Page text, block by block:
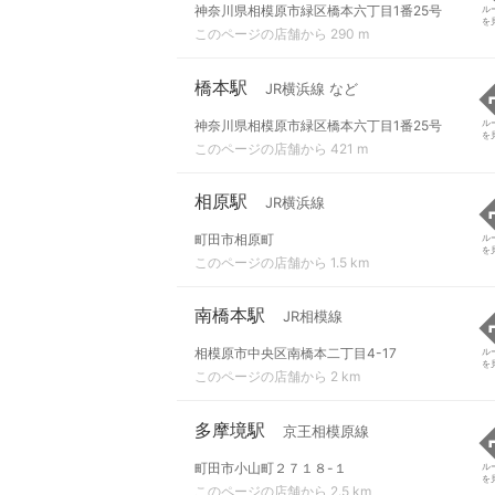
神奈川県相模原市緑区橋本六丁目1番25号
このページの店舗から 290 m
ル
を
橋本駅 JR横浜線 など
神奈川県相模原市緑区橋本六丁目1番25号
このページの店舗から 421 m
ル
を
相原駅 JR横浜線
町田市相原町
このページの店舗から 1.5 km
ル
を
南橋本駅 JR相模線
相模原市中央区南橋本二丁目4-17
このページの店舗から 2 km
ル
を
多摩境駅 京王相模原線
町田市小山町２７１８-１
このページの店舗から 2.5 km
ル
を